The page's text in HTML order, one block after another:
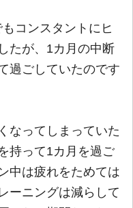
コンスタントにヒ
たが、1カ月の中断
過ごしていたのです
ってしまっていた
持って1カ月を過ご
中は疲れをためては
ーニングは減らして